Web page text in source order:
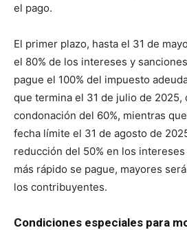
el pago.
El primer plazo, hasta el 31 de
el 80% de los intereses y
pague el 100% del impuesto
que termina el 31 de julio de 2025,
condonación del 60%, mientras
fecha límite el 31 de agosto de
reducción del 50% en los
más rápido se pague, mayores
los contribuyentes.
Condiciones especiales para